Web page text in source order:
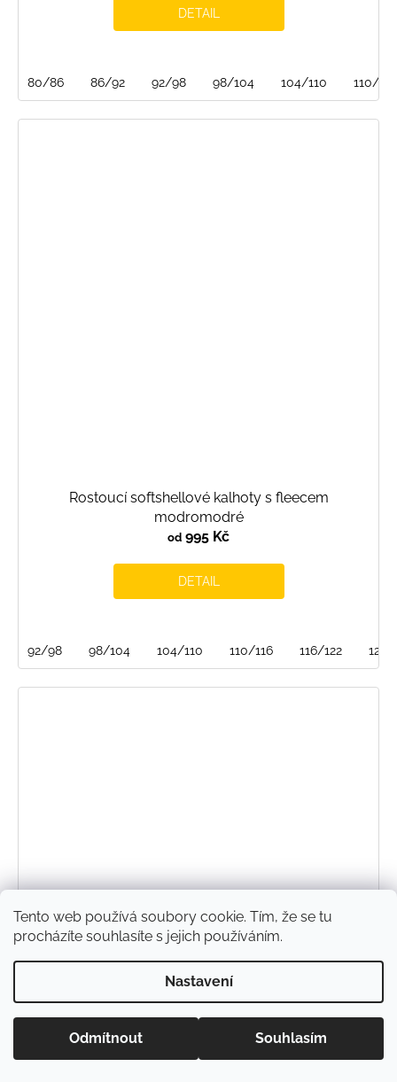
Tento web používá soubory cookie. Tím, že se tu
procházíte souhlasíte s jejich používáním.
Nastavení
Odmítnout Souhlasím
DETAIL
80/86 86/92 92/98 98/104 104/110 110/116
Rostoucí softshellové kalhoty s fleecem
modromodré
od 995 Kč
DETAIL
92/98 98/104 104/110 110/116 116/122 122/
Rostoucí softshellové kalhoty s fleecem